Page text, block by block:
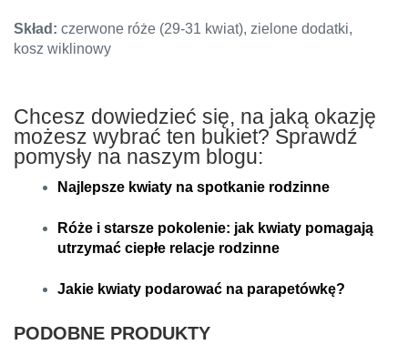
Skład: czerwone róże (29-31 kwiat), zielone dodatki,
kosz wiklinowy
Chcesz dowiedzieć się, na jaką okazję
możesz wybrać ten bukiet? Sprawdź
pomysły na naszym blogu:
Najlepsze kwiaty na spotkanie rodzinne
Róże i starsze pokolenie: jak kwiaty pomagają
utrzymać ciepłe relacje rodzinne
Jakie kwiaty podarować na parapetówkę?
PODOBNE PRODUKTY